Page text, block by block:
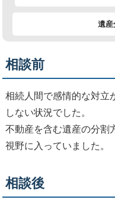
遺
相談前
相続人間で感情的な対立
しない状況でした。
不動産を含む遺産の分割
視野に入っていました。
相談後